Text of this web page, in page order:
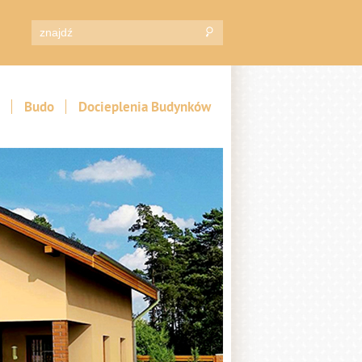
Budo Docieplenia Budynków